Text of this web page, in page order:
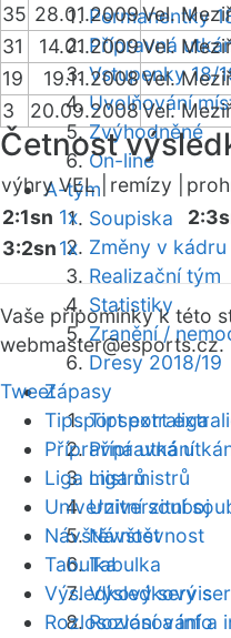
Permanentky
Přípravná
Vstupenky 18/
Uvolňování
Zvýhodněné
On-line
A-tým
Soupiska
Změny v kádru
Realizační tým
Statistiky
Zranění /
Dresy 2018/19
Zápasy
Tipsport
Přípravná
Liga mistrů
Univerzitní
Návštěvnost
Tabulka
Výsledkový
Rozlosování a
35 28.01.2009Vel.
31
14.01.2009Vel.
19
19.11.2008Vel.
3
20.09.2008Vel.
Četnost
výhry VEL | remízy |
2:1sn 1x
3:2sn1x
Vaše připomínky k této
webmaster@esports.cz.
Tweet
Tipsport extraliga
Přípravná utkání
Liga mistrů
Univerzitní souboj
Návštěvnost
Tabulka
Výsledkový servis
Rozlosování a info